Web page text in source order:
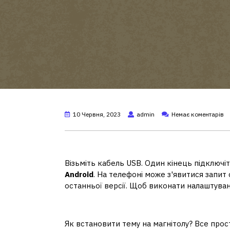
10 Червня, 2023 admin Немає коментарів
Візьміть кабель USB. Один кінець
Android. На телефоні може з'явитися
останньої версії. Щоб виконати
Як встановити тему на магнітолу? Все